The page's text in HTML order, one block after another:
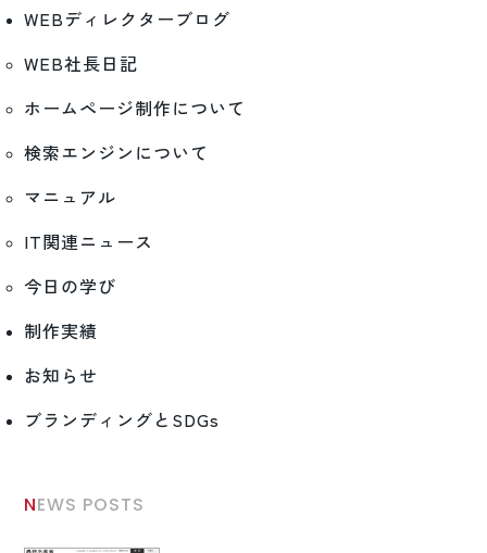
WEBディレクターブログ
WEB社長日記
ホームページ制作について
検索エンジンについて
マニュアル
IT関連ニュース
今日の学び
制作実績
お知らせ
ブランディングとSDGs
NEWS POSTS